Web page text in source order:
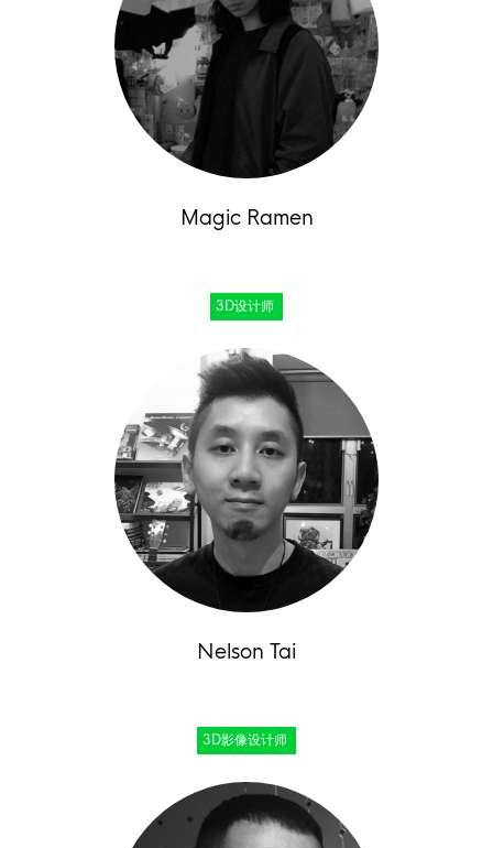
Magic Ramen
3D设计师
Nelson Tai
3D影像设计师